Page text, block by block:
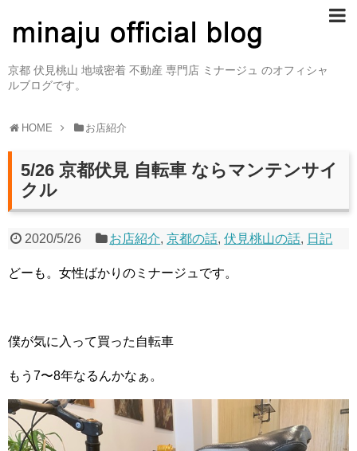
京都 伏見桃山 地域密着 不動産 専門店 ミナージュ のオフィシャ
ルブログです。
HOME お店紹介
5/26 京都伏見 自転車 ならマンテンサイ
クル
2020/5/26 お店紹介,京都の話,伏見桃山の話, 日記
どーも。女性ばかりのミナージュです。
僕が気に入って買った自転車
もう7〜8年なるんかなぁ。